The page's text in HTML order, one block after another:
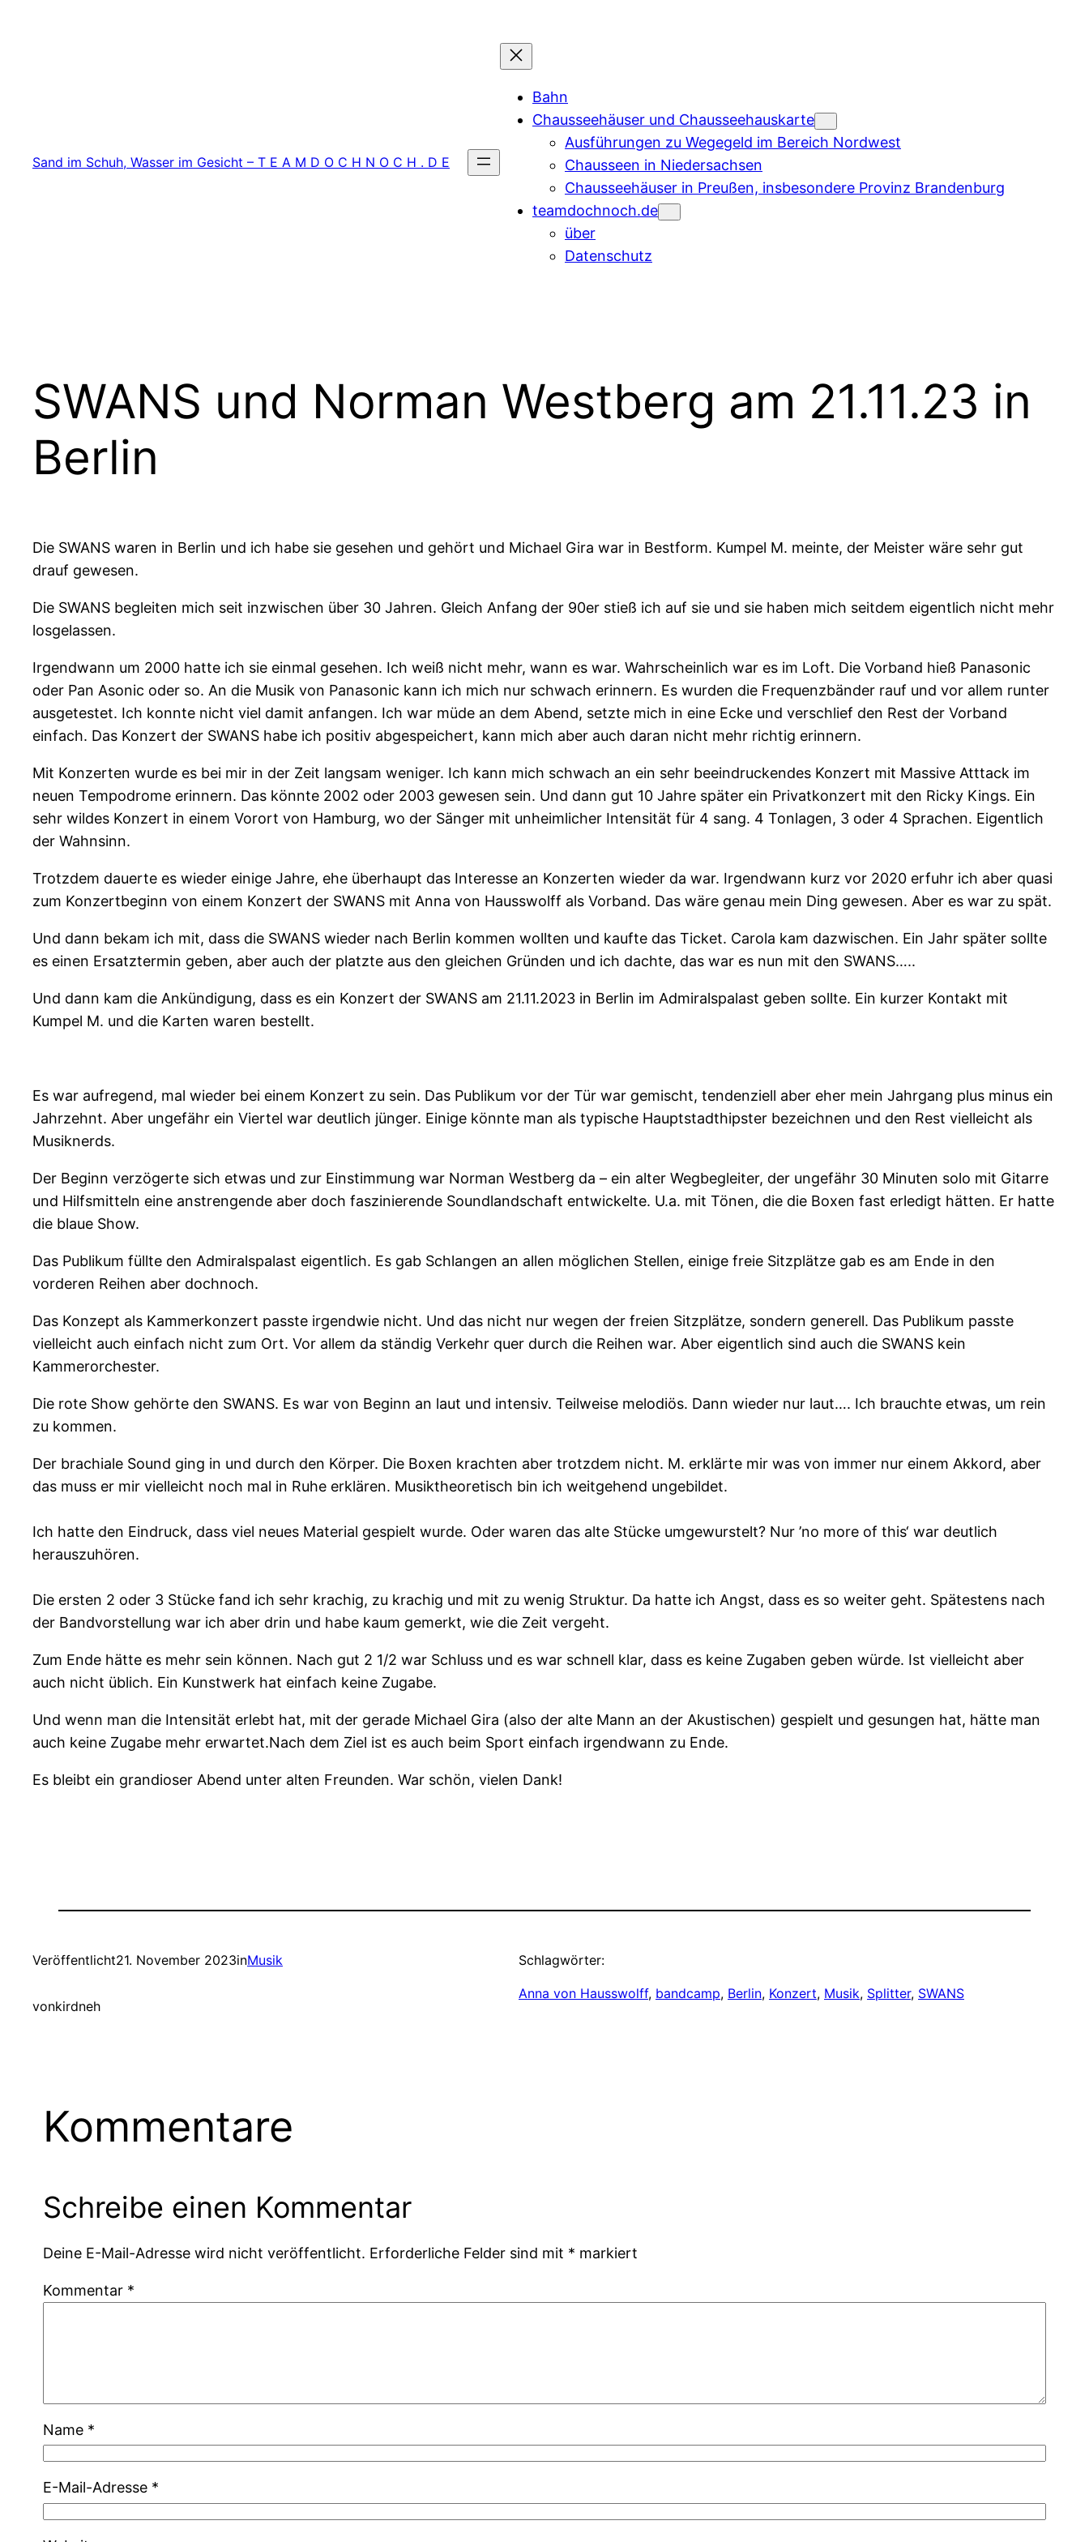
Sand im Schuh, Wasser im Gesicht – T E A M D O C H N O C H . D E
Bahn
Chausseehäuser und Chausseehauskarte
Ausführungen zu Wegegeld im Bereich Nordwest
Chausseen in Niedersachsen
Chausseehäuser in Preußen, insbesondere Provinz Brandenburg
teamdochnoch.de
über
Datenschutz
SWANS und Norman Westberg am 21.11.23 in
Berlin
Die SWANS waren in Berlin und ich habe sie gesehen und gehört und Michael Gira war in Bestform. Kumpel M. meinte, der Meister wäre sehr gut
drauf gewesen.
Die SWANS begleiten mich seit inzwischen über 30 Jahren. Gleich Anfang der 90er stieß ich auf sie und sie haben mich seitdem eigentlich nicht mehr
losgelassen.
Irgendwann um 2000 hatte ich sie einmal gesehen. Ich weiß nicht mehr, wann es war. Wahrscheinlich war es im Loft. Die Vorband hieß Panasonic
oder Pan Asonic oder so. An die Musik von Panasonic kann ich mich nur schwach erinnern. Es wurden die Frequenzbänder rauf und vor allem runter
ausgetestet. Ich konnte nicht viel damit anfangen. Ich war müde an dem Abend, setzte mich in eine Ecke und verschlief den Rest der Vorband
einfach. Das Konzert der SWANS habe ich positiv abgespeichert, kann mich aber auch daran nicht mehr richtig erinnern.
Mit Konzerten wurde es bei mir in der Zeit langsam weniger. Ich kann mich schwach an ein sehr beeindruckendes Konzert mit Massive Atttack im
neuen Tempodrome erinnern. Das könnte 2002 oder 2003 gewesen sein. Und dann gut 10 Jahre später ein Privatkonzert mit den Ricky Kings. Ein
sehr wildes Konzert in einem Vorort von Hamburg, wo der Sänger mit unheimlicher Intensität für 4 sang. 4 Tonlagen, 3 oder 4 Sprachen. Eigentlich
der Wahnsinn.
Trotzdem dauerte es wieder einige Jahre, ehe überhaupt das Interesse an Konzerten wieder da war. Irgendwann kurz vor 2020 erfuhr ich aber quasi
zum Konzertbeginn von einem Konzert der SWANS mit Anna von Hausswolff als Vorband. Das wäre genau mein Ding gewesen. Aber es war zu spät.
Und dann bekam ich mit, dass die SWANS wieder nach Berlin kommen wollten und kaufte das Ticket. Carola kam dazwischen. Ein Jahr später sollte
es einen Ersatztermin geben, aber auch der platzte aus den gleichen Gründen und ich dachte, das war es nun mit den SWANS…..
Und dann kam die Ankündigung, dass es ein Konzert der SWANS am 21.11.2023 in Berlin im Admiralspalast geben sollte. Ein kurzer Kontakt mit
Kumpel M. und die Karten waren bestellt.
Es war aufregend, mal wieder bei einem Konzert zu sein. Das Publikum vor der Tür war gemischt, tendenziell aber eher mein Jahrgang plus minus ein
Jahrzehnt. Aber ungefähr ein Viertel war deutlich jünger. Einige könnte man als typische Hauptstadthipster bezeichnen und den Rest vielleicht als
Musiknerds.
Der Beginn verzögerte sich etwas und zur Einstimmung war Norman Westberg da – ein alter Wegbegleiter, der ungefähr 30 Minuten solo mit Gitarre
und Hilfsmitteln eine anstrengende aber doch faszinierende Soundlandschaft entwickelte. U.a. mit Tönen, die die Boxen fast erledigt hätten. Er hatte
die blaue Show.
Das Publikum füllte den Admiralspalast eigentlich. Es gab Schlangen an allen möglichen Stellen, einige freie Sitzplätze gab es am Ende in den
vorderen Reihen aber dochnoch.
Das Konzept als Kammerkonzert passte irgendwie nicht. Und das nicht nur wegen der freien Sitzplätze, sondern generell. Das Publikum passte
vielleicht auch einfach nicht zum Ort. Vor allem da ständig Verkehr quer durch die Reihen war. Aber eigentlich sind auch die SWANS kein
Kammerorchester.
Die rote Show gehörte den SWANS. Es war von Beginn an laut und intensiv. Teilweise melodiös. Dann wieder nur laut…. Ich brauchte etwas, um rein
zu kommen.
Der brachiale Sound ging in und durch den Körper. Die Boxen krachten aber trotzdem nicht. M. erklärte mir was von immer nur einem Akkord, aber
das muss er mir vielleicht noch mal in Ruhe erklären. Musiktheoretisch bin ich weitgehend ungebildet.
Ich hatte den Eindruck, dass viel neues Material gespielt wurde. Oder waren das alte Stücke umgewurstelt? Nur ’no more of this‘ war deutlich
herauszuhören.
Die ersten 2 oder 3 Stücke fand ich sehr krachig, zu krachig und mit zu wenig Struktur. Da hatte ich Angst, dass es so weiter geht. Spätestens nach
der Bandvorstellung war ich aber drin und habe kaum gemerkt, wie die Zeit vergeht.
Zum Ende hätte es mehr sein können. Nach gut 2 1/2 war Schluss und es war schnell klar, dass es keine Zugaben geben würde. Ist vielleicht aber
auch nicht üblich. Ein Kunstwerk hat einfach keine Zugabe.
Und wenn man die Intensität erlebt hat, mit der gerade Michael Gira (also der alte Mann an der Akustischen) gespielt und gesungen hat, hätte man
auch keine Zugabe mehr erwartet.Nach dem Ziel ist es auch beim Sport einfach irgendwann zu Ende.
Es bleibt ein grandioser Abend unter alten Freunden. War schön, vielen Dank!
Veröffentlicht21. November 2023inMusik
vonkirdneh
Schlagwörter:
Anna von Hausswolff, bandcamp, Berlin, Konzert, Musik, Splitter, SWANS
Kommentare
Schreibe einen Kommentar
Deine E-Mail-Adresse wird nicht veröffentlicht. Erforderliche Felder sind mit * markiert
Kommentar *
Name *
E-Mail-Adresse *